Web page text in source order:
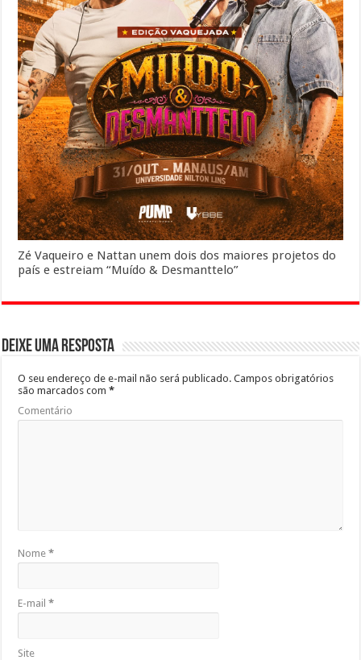
Zé Vaqueiro e Nattan unem dois dos maiores projetos do
país e estreiam “Muído & Desmanttelo”
Deixe uma resposta
O seu endereço de e-mail não será publicado. Campos obrigatórios
são marcados com*
Comentário
Nome*
E-mail*
Site